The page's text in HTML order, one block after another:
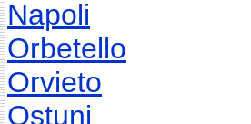
Napoli
Orbetello
Orvieto
Ostuni